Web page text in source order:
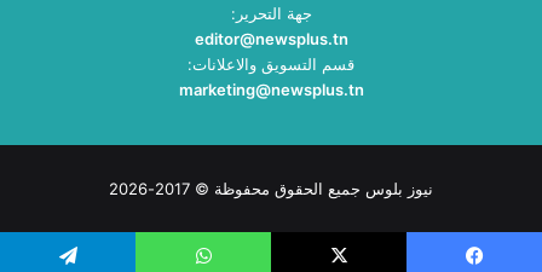
جهة التحرير:
editor@newsplus.tn
قسم التسويق والاعلانات:
marketing@newsplus.tn
نيوز بلوس جميع الحقوق محفوظة © 2017-2026